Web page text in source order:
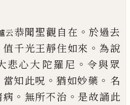
云恭聞聖觀自在 。 於過去
值千光王靜住如來 。 為說
悲心大 陀羅尼 。 令與眾
當知此呪 。 猶如妙藥 。 名
病 。 無所不治 。 是故誦此